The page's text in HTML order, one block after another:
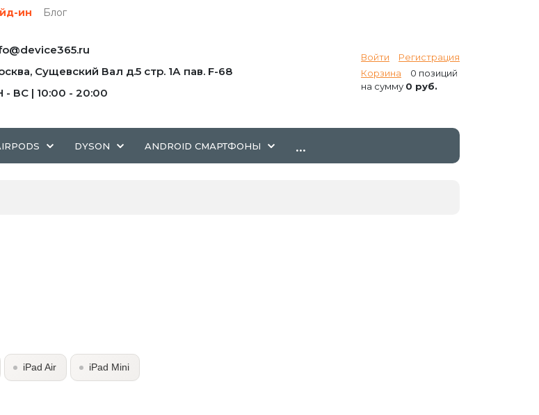
ин Блог
Войти
Регистрация
Корзина
0 позиций
на сумму 0 руб.
Сущевский Вал д.5 стр. 1А пав. F-68
- ВС | 10:00 - 20:00
DYSON ANDROID СМАРТФОНЫ ...
iPad Air iPad Mini